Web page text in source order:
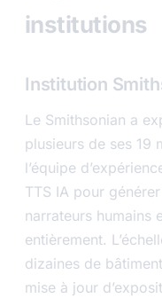
institutions
Institution
Le Smithsonian a
plusieurs de ses 19
l’équipe
TTS IA pour
narrateurs humains
entièrement.
dizaines de
mise à jour